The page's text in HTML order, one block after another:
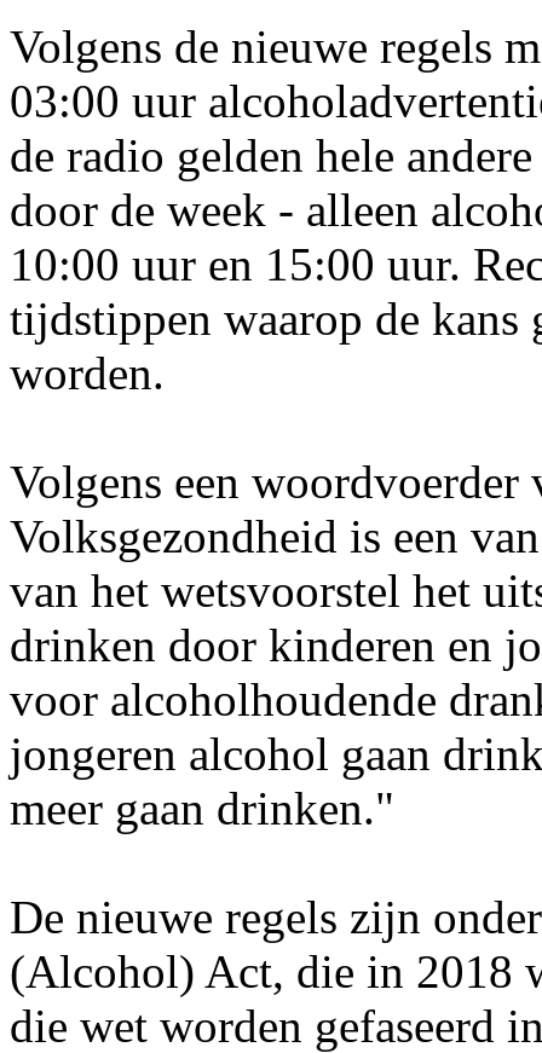
Volgens de nieuwe regels
03:00 uur
de radio gelden hele
door de week - alleen
10:00 uur en 15:00 uur.
tijdstippen waarop de
worden.
Volgens een
Volksgezondheid is een
van het wetsvoorstel het
drinken door kinderen en
voor alcoholhoudende
jongeren alcohol gaan
meer gaan drinken."
De nieuwe regels zijn
(Alcohol) Act, die in 2018
die wet worden gefaseerd